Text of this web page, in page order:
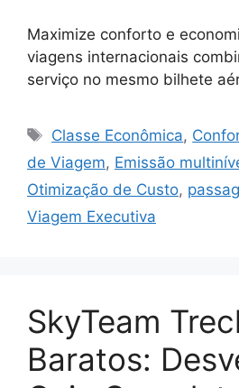
Maximize conforto e
viagens internacionais
serviço no mesmo bilhete
Tags
Classe Econômica,
de Viagem, Emissão
Otimização de Custo,
Viagem Executiva
SkyTeam
Baratos: